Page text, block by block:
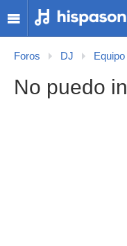
Foros DJ
No puedo